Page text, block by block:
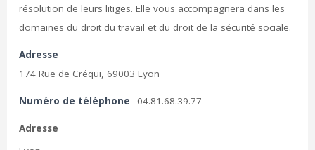
résolution de leurs litiges. Elle vous accompagnera dans les
domaines du droit du travail et du droit de la sécurité sociale.
Adresse
174 Rue de Créqui, 69003 Lyon
Numéro de téléphone 04.81.68.39.77
Adresse